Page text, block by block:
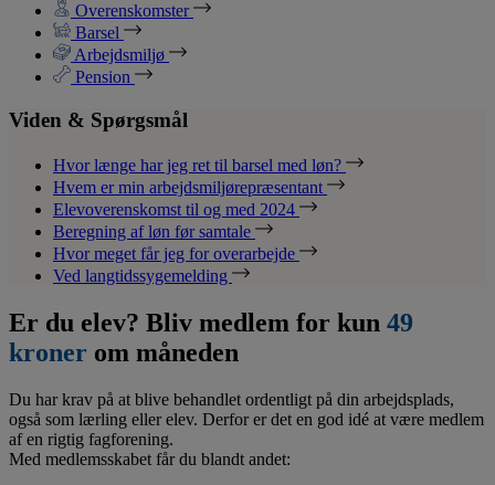
Overenskomster
Barsel
Arbejdsmiljø
Pension
Viden & Spørgsmål
Hvor længe har jeg ret til barsel med løn?
Hvem er min arbejdsmiljørepræsentant
Elevoverenskomst til og med 2024
Beregning af løn før samtale
Hvor meget får jeg for overarbejde
Ved langtidssygemelding
Er du elev? Bliv medlem for kun 49
kroner om måneden
Du har krav på at blive behandlet ordentligt på din arbejdsplads,
også som lærling eller elev. Derfor er det en god idé at være medlem
af en rigtig fagforening.
Med medlemsskabet får du blandt andet: